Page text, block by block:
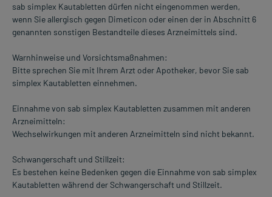
sab simplex Kautabletten dürfen nicht eingenommen werden,
wenn Sie allergisch gegen Dimeticon oder einen der in Abschnitt 6
genannten sonstigen Bestandteile dieses Arzneimittels sind.
Warnhinweise und Vorsichtsmaßnahmen:
Bitte sprechen Sie mit Ihrem Arzt oder Apotheker, bevor Sie sab
simplex Kautabletten einnehmen.
Einnahme von sab simplex Kautabletten zusammen mit anderen
Arzneimitteln:
Wechselwirkungen mit anderen Arzneimitteln sind nicht bekannt.
Schwangerschaft und Stillzeit:
Es bestehen keine Bedenken gegen die Einnahme von sab simplex
Kautabletten während der Schwangerschaft und Stillzeit.